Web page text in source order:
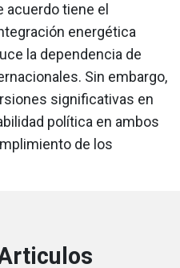
tiene el
energética
la dependencia de
Sin embargo,
significativas en
política en ambos
de los